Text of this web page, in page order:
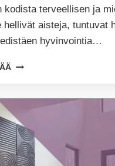
kodista terveellisen ja
hellivät aisteja, tuntuvat
hyvinvointia…
HYVINVOINTIA